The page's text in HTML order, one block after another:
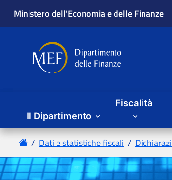
Il Dipartimento
Fiscalità